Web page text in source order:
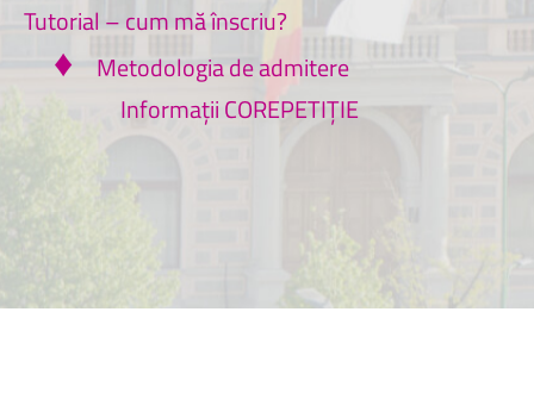
Tutorial – cum mă înscriu?
♦ Metodologia de admitere
Informații COREPETIȚIE